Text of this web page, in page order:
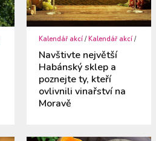
Kalendář akcí /Kalendář akcí /
Navštivte největší
Habánský sklep a
poznejte ty, kteří
ovlivnili vinařství na
Moravě